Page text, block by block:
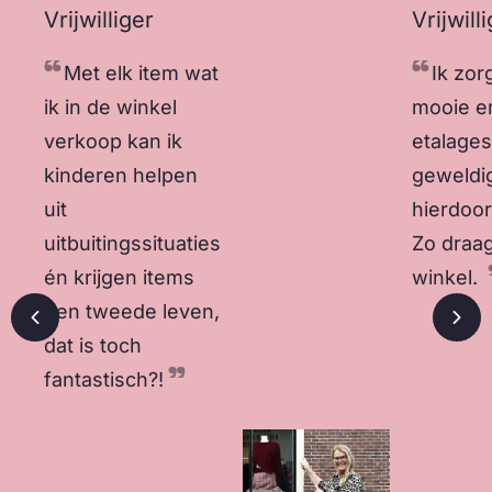
Vrijwilliger
Met elk item wat
ik in de winkel
verkoop kan ik
kinderen helpen
uit
uitbuitingssituaties
én krijgen items
een tweede leven,
dat is toch
fantastisch?!
Ik
mooie
Zo
winkel.
Vorige slide